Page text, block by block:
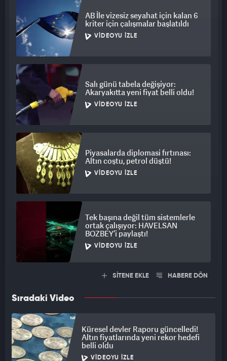
AB İle vizesiz seyahat için kalan 6
kriter için çalışmalar başlatıldı
VIDEOYU İZLE
Salı günü tabela değişiyor:
Akaryakıtta yeni fiyat belli oldu!
VIDEOYU İZLE
Piyasalarda diplomasi fırtınası:
Altın coştu, petrol düştü!
VIDEOYU İZLE
Tek başına değil tüm sistemlerle
ortak çalışıyor: HAVELSAN
BOZBEY’i paylaştı!
VIDEOYU İZLE
SİTENE EKLE HABERE DÖN
Sıradaki Video
Küresel devler Raporu güncelledi!
Altın fiyatlarında yeni rekor hedefi
belli oldu
VIDEOYU İZLE